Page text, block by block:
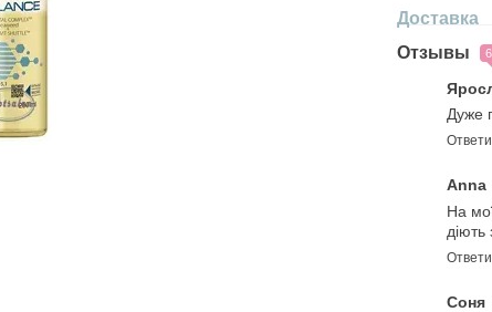
Доставка
Отзывы
6
Дуже
Anna
На
діють
Соня